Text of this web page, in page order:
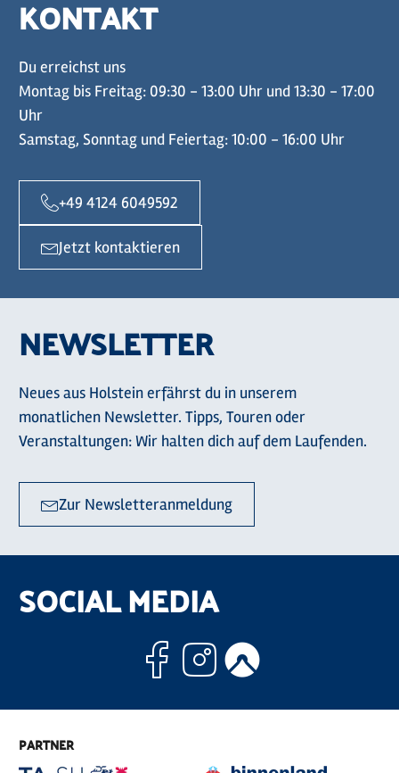
KONTAKT
Du erreichst uns
Montag bis Freitag: 09:30 - 13:00 Uhr und 13:30 - 17:00
Uhr
Samstag, Sonntag und Feiertag: 10:00 - 16:00 Uhr
+49 4124 6049592
Jetzt kontaktieren
NEWSLETTER
Neues aus Holstein erfährst du in unserem
monatlichen Newsletter. Tipps, Touren oder
Veranstaltungen: Wir halten dich auf dem Laufenden.
Zur Newsletteranmeldung
SOCIAL MEDIA
Facebook
Instagram
PARTNER